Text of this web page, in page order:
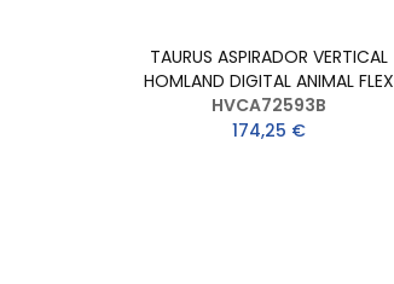
TAURUS ASPIRADOR VERTICAL
HOMLAND DIGITAL ANIMAL FLEX
HVCA72593B
174,25 €